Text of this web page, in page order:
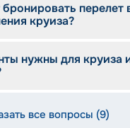
перелет
круиза?
нужны для круиза
все вопросы (9)